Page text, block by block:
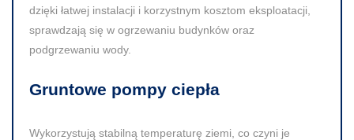
dzięki łatwej instalacji i korzystnym kosztom eksploatacji,
sprawdzają się w ogrzewaniu budynków oraz
podgrzewaniu wody.
Gruntowe pompy ciepła
Wykorzystują stabilną temperaturę ziemi, co czyni je